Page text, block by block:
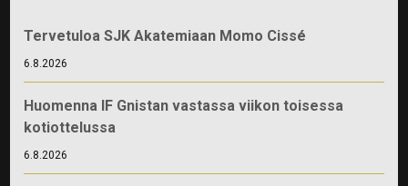
Tervetuloa SJK Akatemiaan Momo Cissé
6.8.2026
Huomenna IF Gnistan vastassa viikon toisessa
kotiottelussa
6.8.2026